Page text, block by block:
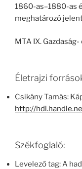
1860-as–1880-as
meghatározó
MTA IX.
Életrajzi
Csikány Tamás:
http://
Székfoglaló:
Levelező tag: A